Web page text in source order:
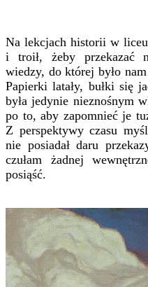
Na lekcjach historii w
i troił, żeby przekazać
wiedzy, do której było
Papierki latały, bułki się
była jedynie nieznośnym
po to, aby zapomnieć je
Z perspektywy czasu
nie posiadał daru
czułam żadnej
posiąść.